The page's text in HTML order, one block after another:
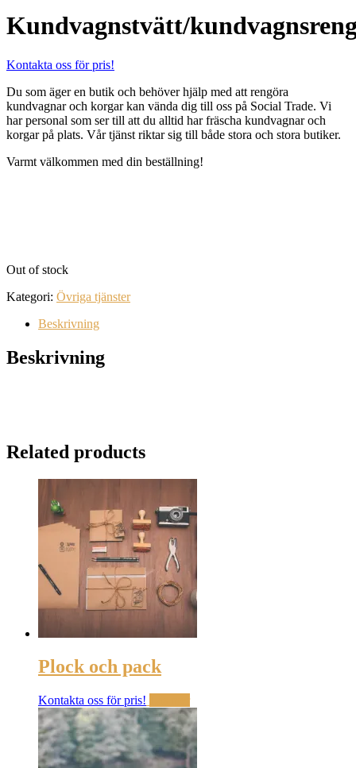
Kundvagnstvätt/
Kontakta oss för pris!
Du som äger en butik och behöver hjälp med att rengöra
kundvagnar och korgar kan vända dig till oss på Social Trade. Vi
har personal som ser till att du alltid har fräscha kundvagnar och
korgar på plats. Vår tjänst riktar sig till både stora och stora butiker.
Varmt välkommen med din beställning!
Out of stock
Kategori: Övriga tjänster
Beskrivning
Beskrivning
Related products
Plock och pack
Kontakta oss för pris!